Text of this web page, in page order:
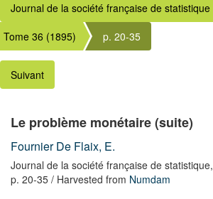
Journal de la société française de statistique
Tome 36 (1895)
p. 20-35
Suivant
Le problème monétaire (suite)
Fournier De Flaix, E.
Journal de la société française de statistique,
p. 20-35 / Harvested from Numdam